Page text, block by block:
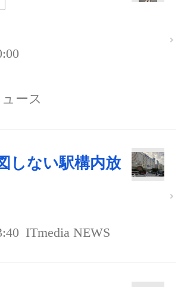
ース
しない駅構内放
ITmedia NEWS